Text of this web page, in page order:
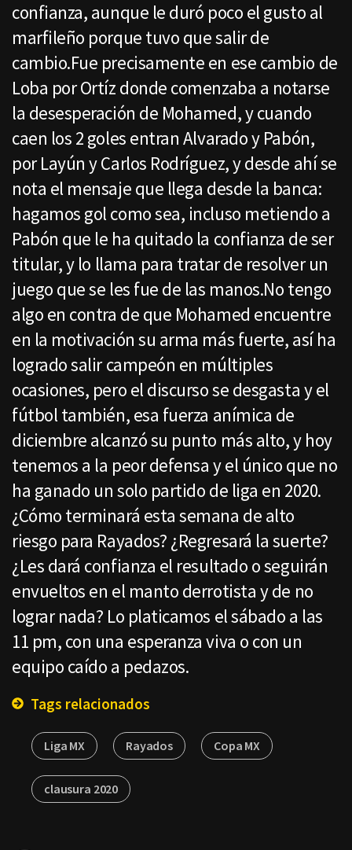
confianza, aunque le duró poco el gusto al
marfileño porque tuvo que salir de
cambio.Fue precisamente en ese cambio de
Loba por Ortíz donde comenzaba a notarse
la desesperación de Mohamed, y cuando
caen los 2 goles entran Alvarado y Pabón,
por Layún y Carlos Rodríguez, y desde ahí se
nota el mensaje que llega desde la banca:
hagamos gol como sea, incluso metiendo a
Pabón que le ha quitado la confianza de ser
titular, y lo llama para tratar de resolver un
juego que se les fue de las manos.No tengo
algo en contra de que Mohamed encuentre
en la motivación su arma más fuerte, así ha
logrado salir campeón en múltiples
ocasiones, pero el discurso se desgasta y el
fútbol también, esa fuerza anímica de
diciembre alcanzó su punto más alto, y hoy
tenemos a la peor defensa y el único que no
ha ganado un solo partido de liga en 2020.
¿Cómo terminará esta semana de alto
riesgo para Rayados? ¿Regresará la suerte?
¿Les dará confianza el resultado o seguirán
envueltos en el manto derrotista y de no
lograr nada? Lo platicamos el sábado a las
11 pm, con una esperanza viva o con un
equipo caído a pedazos.
Tags relacionados
Liga MX Rayados Copa MX
clausura 2020